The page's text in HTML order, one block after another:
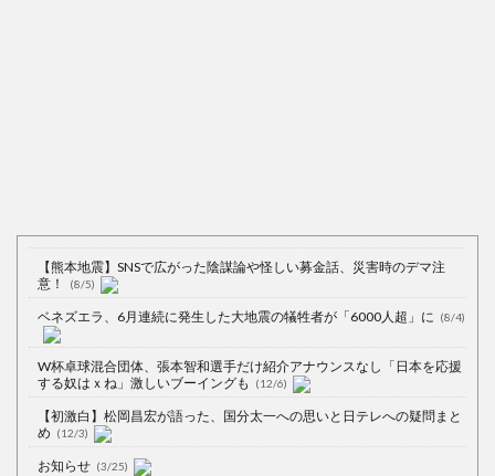
【熊本地震】SNSで広がった陰謀論や怪しい募金話、災害時のデマ注
意！
(8/5)
ベネズエラ、6月連続に発生した大地震の犠牲者が「6000人超」に (8/4)
W杯卓球混合団体、張本智和選手だけ紹介アナウンスなし「日本を応援
する奴はｘね」激しいブーイングも
(12/6)
【初激白】松岡昌宏が語った、国分太一への思いと日テレへの疑問まと
め (12/3)
お知らせ (3/25)